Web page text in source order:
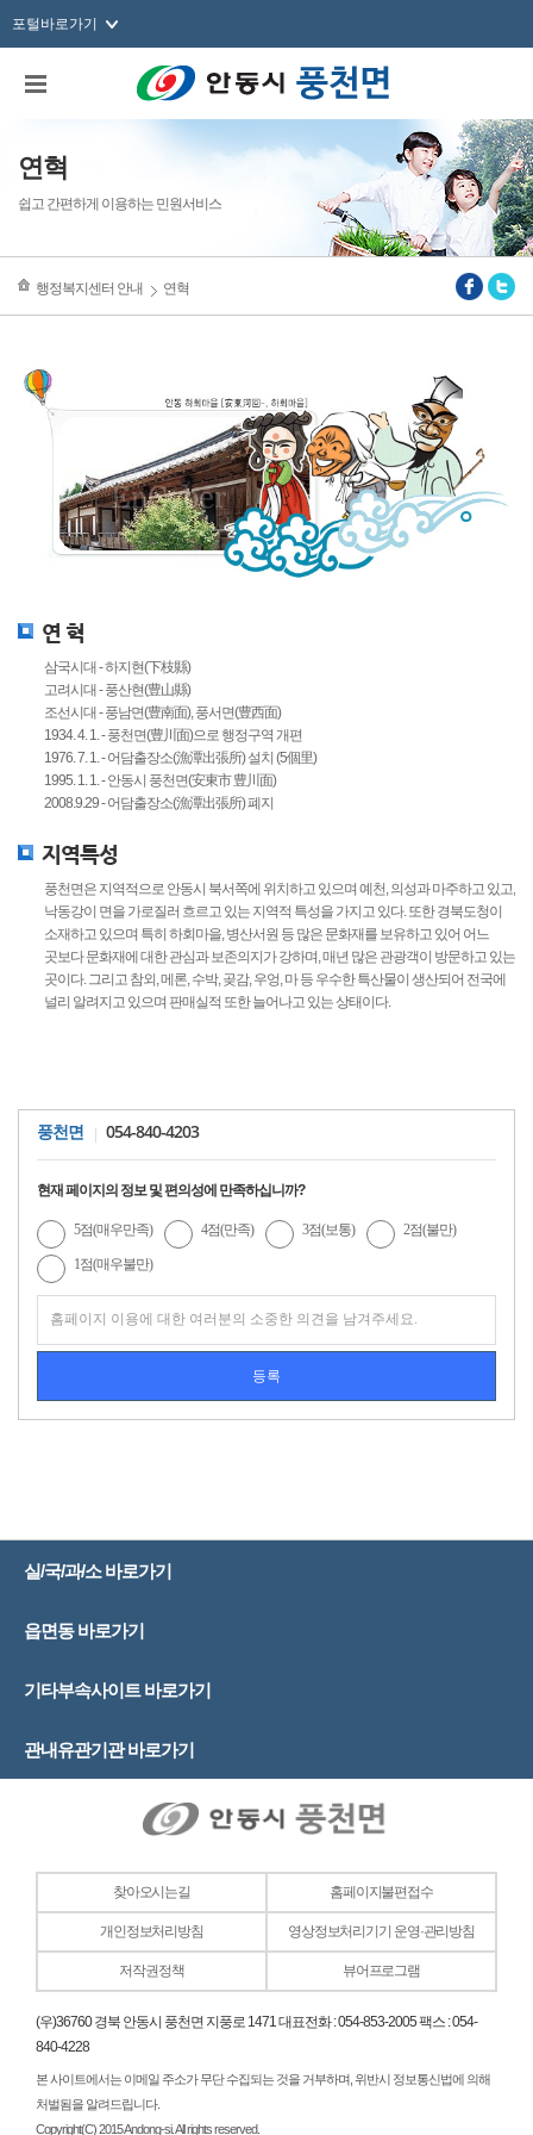
포털바로가기
연혁
쉽고 간편하게 이용하는 민원서비스
행정복지센터 안내 연혁
연 혁
삼국시대 - 하지현(下枝縣)
고려시대 - 풍산현(豊山縣)
조선시대 - 풍남면(豊南面), 풍서면(豊西面)
1934. 4. 1. - 풍천면(豊川面)으로 행정구역 개편
1976. 7. 1. - 어담출장소(漁潭出張所) 설치 (5個里)
1995. 1. 1. - 안동시 풍천면(安東市 豊川面)
2008.9.29 - 어담출장소(漁潭出張所) 폐지
지역특성
풍천면은 지역적으로 안동시 북서쪽에 위치하고 있으며 예천, 의성과 마주하고 있고,
낙동강이 면을 가로질러 흐르고 있는 지역적 특성을 가지고 있다. 또한 경북도청이
소재하고 있으며 특히 하회마을, 병산서원 등 많은 문화재를 보유하고 있어 어느
곳보다 문화재에 대한 관심과 보존의지가 강하며, 매년 많은 관광객이 방문하고 있는
곳이다. 그리고 참외, 메론, 수박, 곶감, 우엉, 마 등 우수한 특산물이 생산되어 전국에
널리 알려지고 있으며 판매실적 또한 늘어나고 있는 상태이다.
풍천면 054-840-4203
현재 페이지의 정보 및 편의성에 만족하십니까?
5점(매우만족) 4점(만족) 3점(보통) 2점(불만)
1점(매우불만)
실/국/과/소 바로가기
읍면동 바로가기
기타부속사이트 바로가기
관내유관기관 바로가기
찾아오시는길 홈페이지불편접수
개인정보처리방침 영상정보처리기기 운영·관리방침
저작권정책 뷰어프로그램
(우)36760 경북 안동시 풍천면 지풍로 1471 대표전화 : 054-853-2005 팩스 : 054-
840-4228
본 사이트에서는 이메일 주소가 무단 수집되는 것을 거부하며, 위반시 정보통신법에 의해
처벌됨을 알려드립니다.
Copyright(C) 2015 Andong-si. All rights reserved.